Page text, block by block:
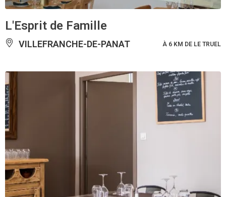
L'Esprit de Famille
VILLEFRANCHE-DE-PANAT À 6 KM DE LE TRUEL